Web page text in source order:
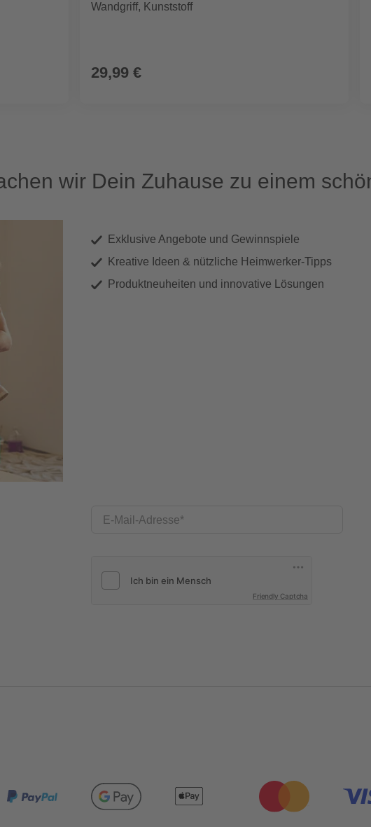
Wandgriff, Kunststoff
29,99 €
wir Dein Zuhause zu einem
Exklusive Angebote und Gewinnspiele
Kreative Ideen & nützliche Heimwerker-Tipps
Produktneuheiten und innovative Lösungen
E-Mail-Adresse
Friendly Captcha